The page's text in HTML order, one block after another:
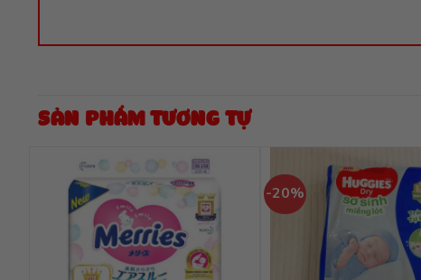
SẢN PHẨM TƯƠNG TỰ
-20%